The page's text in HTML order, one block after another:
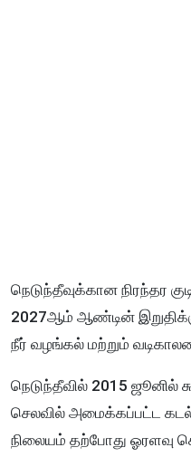
நெடுந்தீவுக்கான நிரந்தர
2027ஆம் ஆண்டின்
நீர் வழங்கல் மற்றும்
நெடுந்தீவில் 2015 ஜூனில்
செலவில் அமைக்கப்பட்ட
நிலையம் தற்போது ஓரளவு